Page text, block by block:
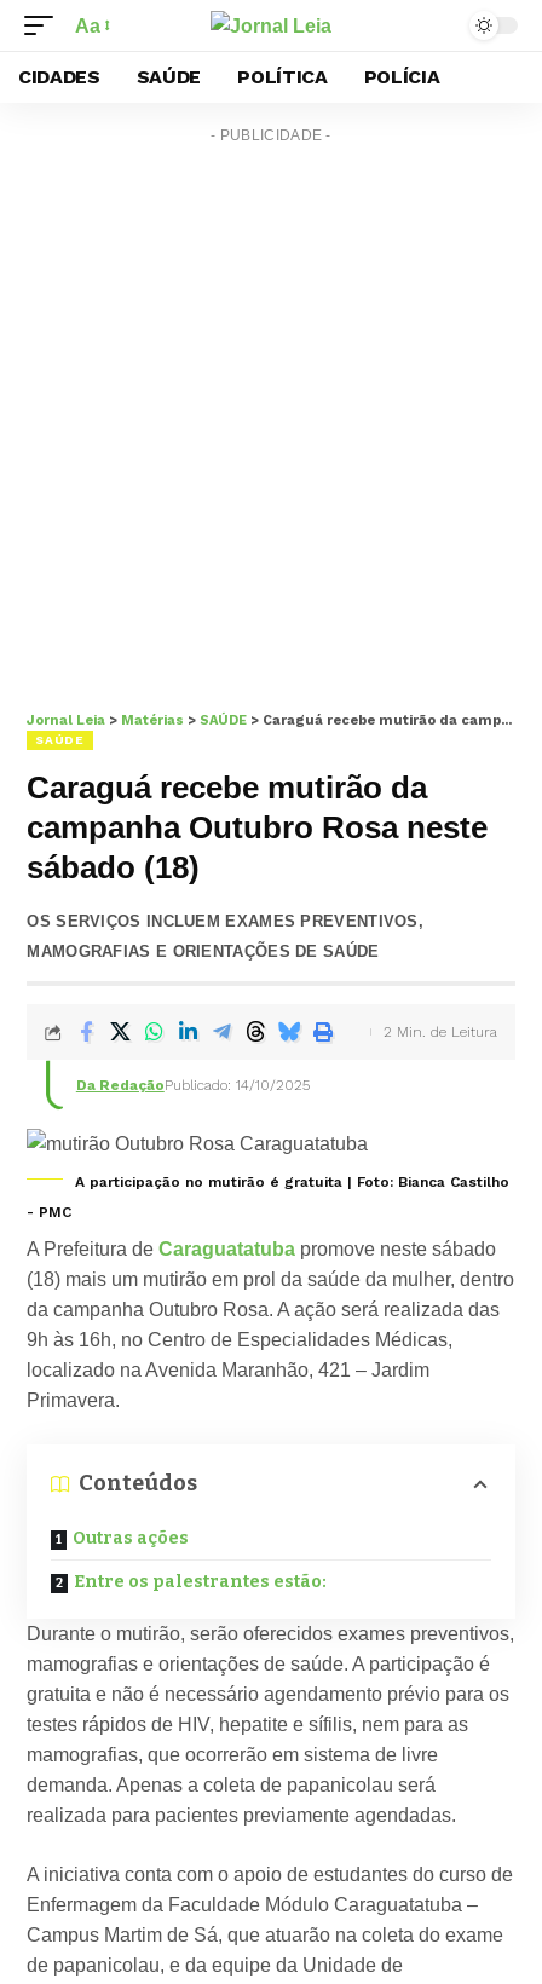
Aa
CIDADES SAÚDE POLÍTICA POLÍCIA
- PUBLICIDADE -
Jornal Leia > Matérias > SAÚDE > Caraguá recebe mutirão da campanha Outubro Rosa neste sábado (18)
SAÚDE
Caraguá recebe mutirão da
campanha Outubro Rosa neste
sábado (18)
OS SERVIÇOS INCLUEM EXAMES PREVENTIVOS,
MAMOGRAFIAS E ORIENTAÇÕES DE SAÚDE
Da RedaçãoPublicado: 14/10/2025
2 Min. de Leitura
A participação no mutirão é gratuita | Foto: Bianca Castilho
- PMC
A Prefeitura deCaraguatatuba promove neste sábado
(18) mais um mutirão em prol da saúde da mulher, dentro
da campanha Outubro Rosa. A ação será realizada das
9h às 16h, no Centro de Especialidades Médicas,
localizado na Avenida Maranhão, 421 – Jardim
Primavera.
Conteúdos
Outras ações
Entre os palestrantes estão:
Durante o mutirão, serão oferecidos exames preventivos,
mamografias e orientações de saúde. A participação é
gratuita e não é necessário agendamento prévio para os
testes rápidos de HIV, hepatite e sífilis, nem para as
mamografias, que ocorrerão em sistema de livre
demanda. Apenas a coleta de papanicolau será
realizada para pacientes previamente agendadas.
A iniciativa conta com o apoio de estudantes do curso de
Enfermagem da Faculdade Módulo Caraguatatuba –
Campus Martim de Sá, que atuarão na coleta do exame
de papanicolau, e da equipe da Unidade de